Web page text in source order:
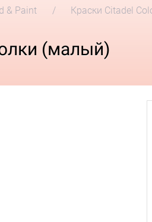
& Paint Краски Citadel
(малый)